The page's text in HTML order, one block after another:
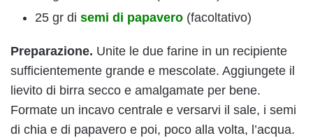
25 gr di semi di papavero (facoltativo)
Preparazione. Unite le due farine in un recipiente
sufficientemente grande e mescolate. Aggiungete il
lievito di birra secco e amalgamate per bene.
Formate un incavo centrale e versarvi il sale, i semi
di chia e di papavero e poi, poco alla volta, l’acqua.